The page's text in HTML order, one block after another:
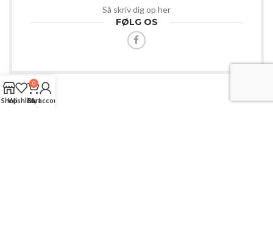
Så skriv dig op her
FØLG OS
ShopWishlist
0
Cart
My account